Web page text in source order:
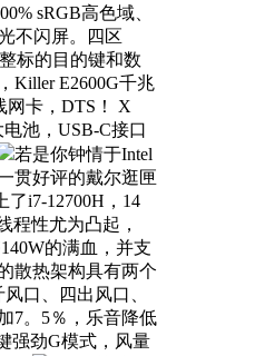
sRGB高色域、
不闪屏。四区
标的目的键和数
Killer E2600G千兆
网卡，DTS！ X
池，USB-C接口
若是你钟情于Intel
贯好评的戴尔逛匣
了i7-12700H，14
程性尤为凸起，
的满血，并支
散热架构具有两个
口、四出风口、
7。5％，乐音降低
强劲G模式，风量